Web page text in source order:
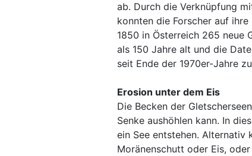
ab. Durch die Verknüpfung
konnten die Forscher auf
1850 in Österreich 265 neue
als 150 Jahre alt und die
seit Ende der 1970er-Jahre
Erosion unter dem Eis
Die Becken der
Senke aushöhlen kann. In
ein See entstehen. Alternativ
Moränenschutt oder Eis,